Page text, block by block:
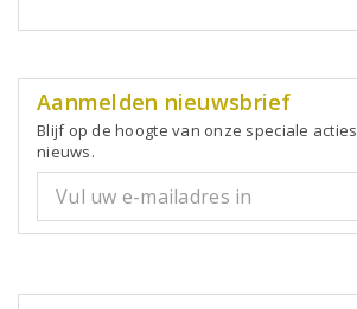
Aanmelden nieuwsbrief
Blijf op de hoogte van onze speciale
nieuws.